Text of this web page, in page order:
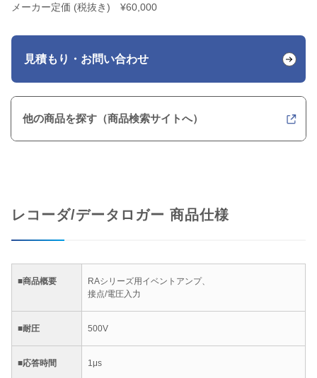
メーカー定価 (税抜き) ¥60,000
見積もり・お問い合わせ
他の商品を探す（商品検索サイトへ）
レコーダ/データロガー 商品仕様
■商品概要
RAシリーズ用イベントアンプ、
接点/電圧入力
■耐圧 500V
■応答時間 1μs